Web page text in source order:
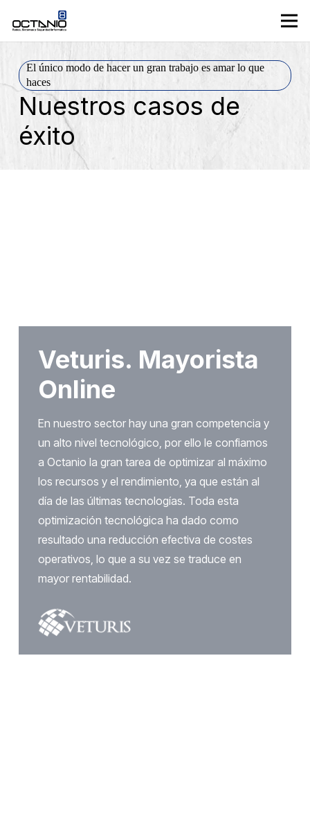
El único modo de hacer un gran trabajo es amar lo que
haces
Nuestros casos de
éxito
Veturis. Mayorista
Online
En nuestro sector hay una gran competencia y
un alto nivel tecnológico, por ello le confiamos
a Octanio la gran tarea de optimizar al máximo
los recursos y el rendimiento, ya que están al
día de las últimas tecnologías. Toda esta
optimización tecnológica ha dado como
resultado una reducción efectiva de costes
operativos, lo que a su vez se traduce en
mayor rentabilidad.